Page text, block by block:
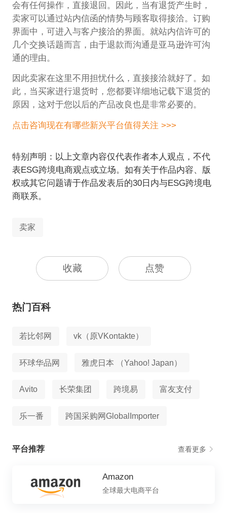
会有任何操作，直接退回。因此，当有退货产生时，
卖家可以通过站内信函的情势与顾客取得接洽。订购
界面中，可进入与客户接洽的界面。就站内信许可的
几个交换话题而言，由于退款而沟通是亚马逊许可沟
通的理由。
因此卖家在这里不用担忧什么，直接接洽就好了。如
此，当买家进行退货时，您都要详细地记载下退货的
原因，这对于您以后的产品改良也是非常必要的。
点击咨询现在有哪些新兴平台值得关注 >>>
特别声明：以上文章内容仅代表作者本人观点，不代
表ESG跨境电商观点或立场。如有关于作品内容、版
权或其它问题请于作品发表后的30日内与ESG跨境电
商联系。
卖家
收藏 点赞
热门百科
若比邻网 vk（原VKontakte）
环球华品网 雅虎日本 （Yahoo! Japan）
Avito 长荣集团 跨境易 富友支付
乐一番 跨国采购网GlobalImporter
平台推荐 查看更多
Amazon
全球最大电商平台